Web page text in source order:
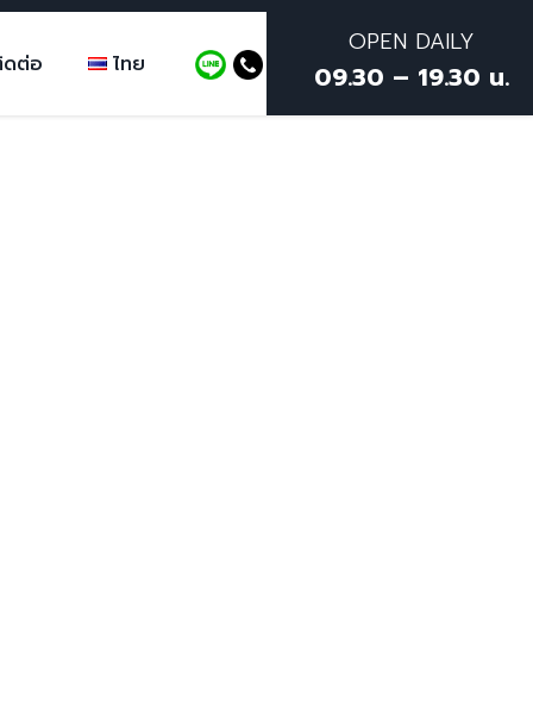
ต่อ ไทย
OPEN DAILY
09.30 – 19.30 น.